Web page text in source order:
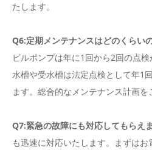
たします。
Q6:定期メンテナンスはどのくらい
ビルポンプは年に1回から2回の点
水槽や受水槽は法定点検として年1
ます。総合的なメンテナンス計画を
Q7:緊急の故障にも対応してもらえ
も迅速に対応いたします。まずは